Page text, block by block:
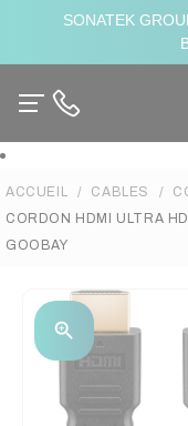
SONATEK
ACCUEIL CABLES
CORDON HDMI ULTRA
GOOBAY
zoom_in